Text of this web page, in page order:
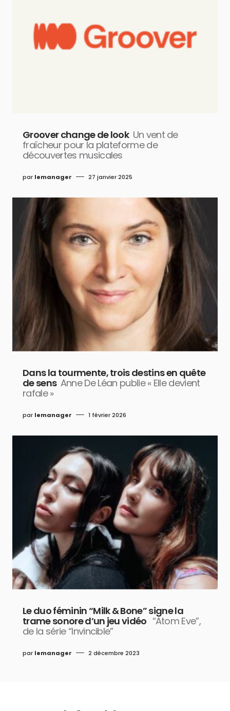
Groover change de look Un vent de
fraîcheur pour la plateforme de
découvertes musicales
par lemanager 27 janvier 2025
Dans la tourmente, trois destins en quête
de sens Anne De Léan publie « Elle devient
rafale »
par lemanager 1 février 2026
Le duo féminin “Milk & Bone” signe la
trame sonore d’un jeu vidéo “Atom Eve”,
de la série “Invincible”
par lemanager 2 décembre 2023